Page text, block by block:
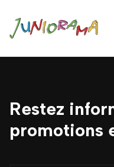
Restez
promotions